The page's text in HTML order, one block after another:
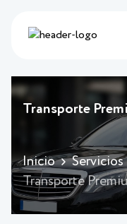
Transporte
Inicio Servicios
Transporte